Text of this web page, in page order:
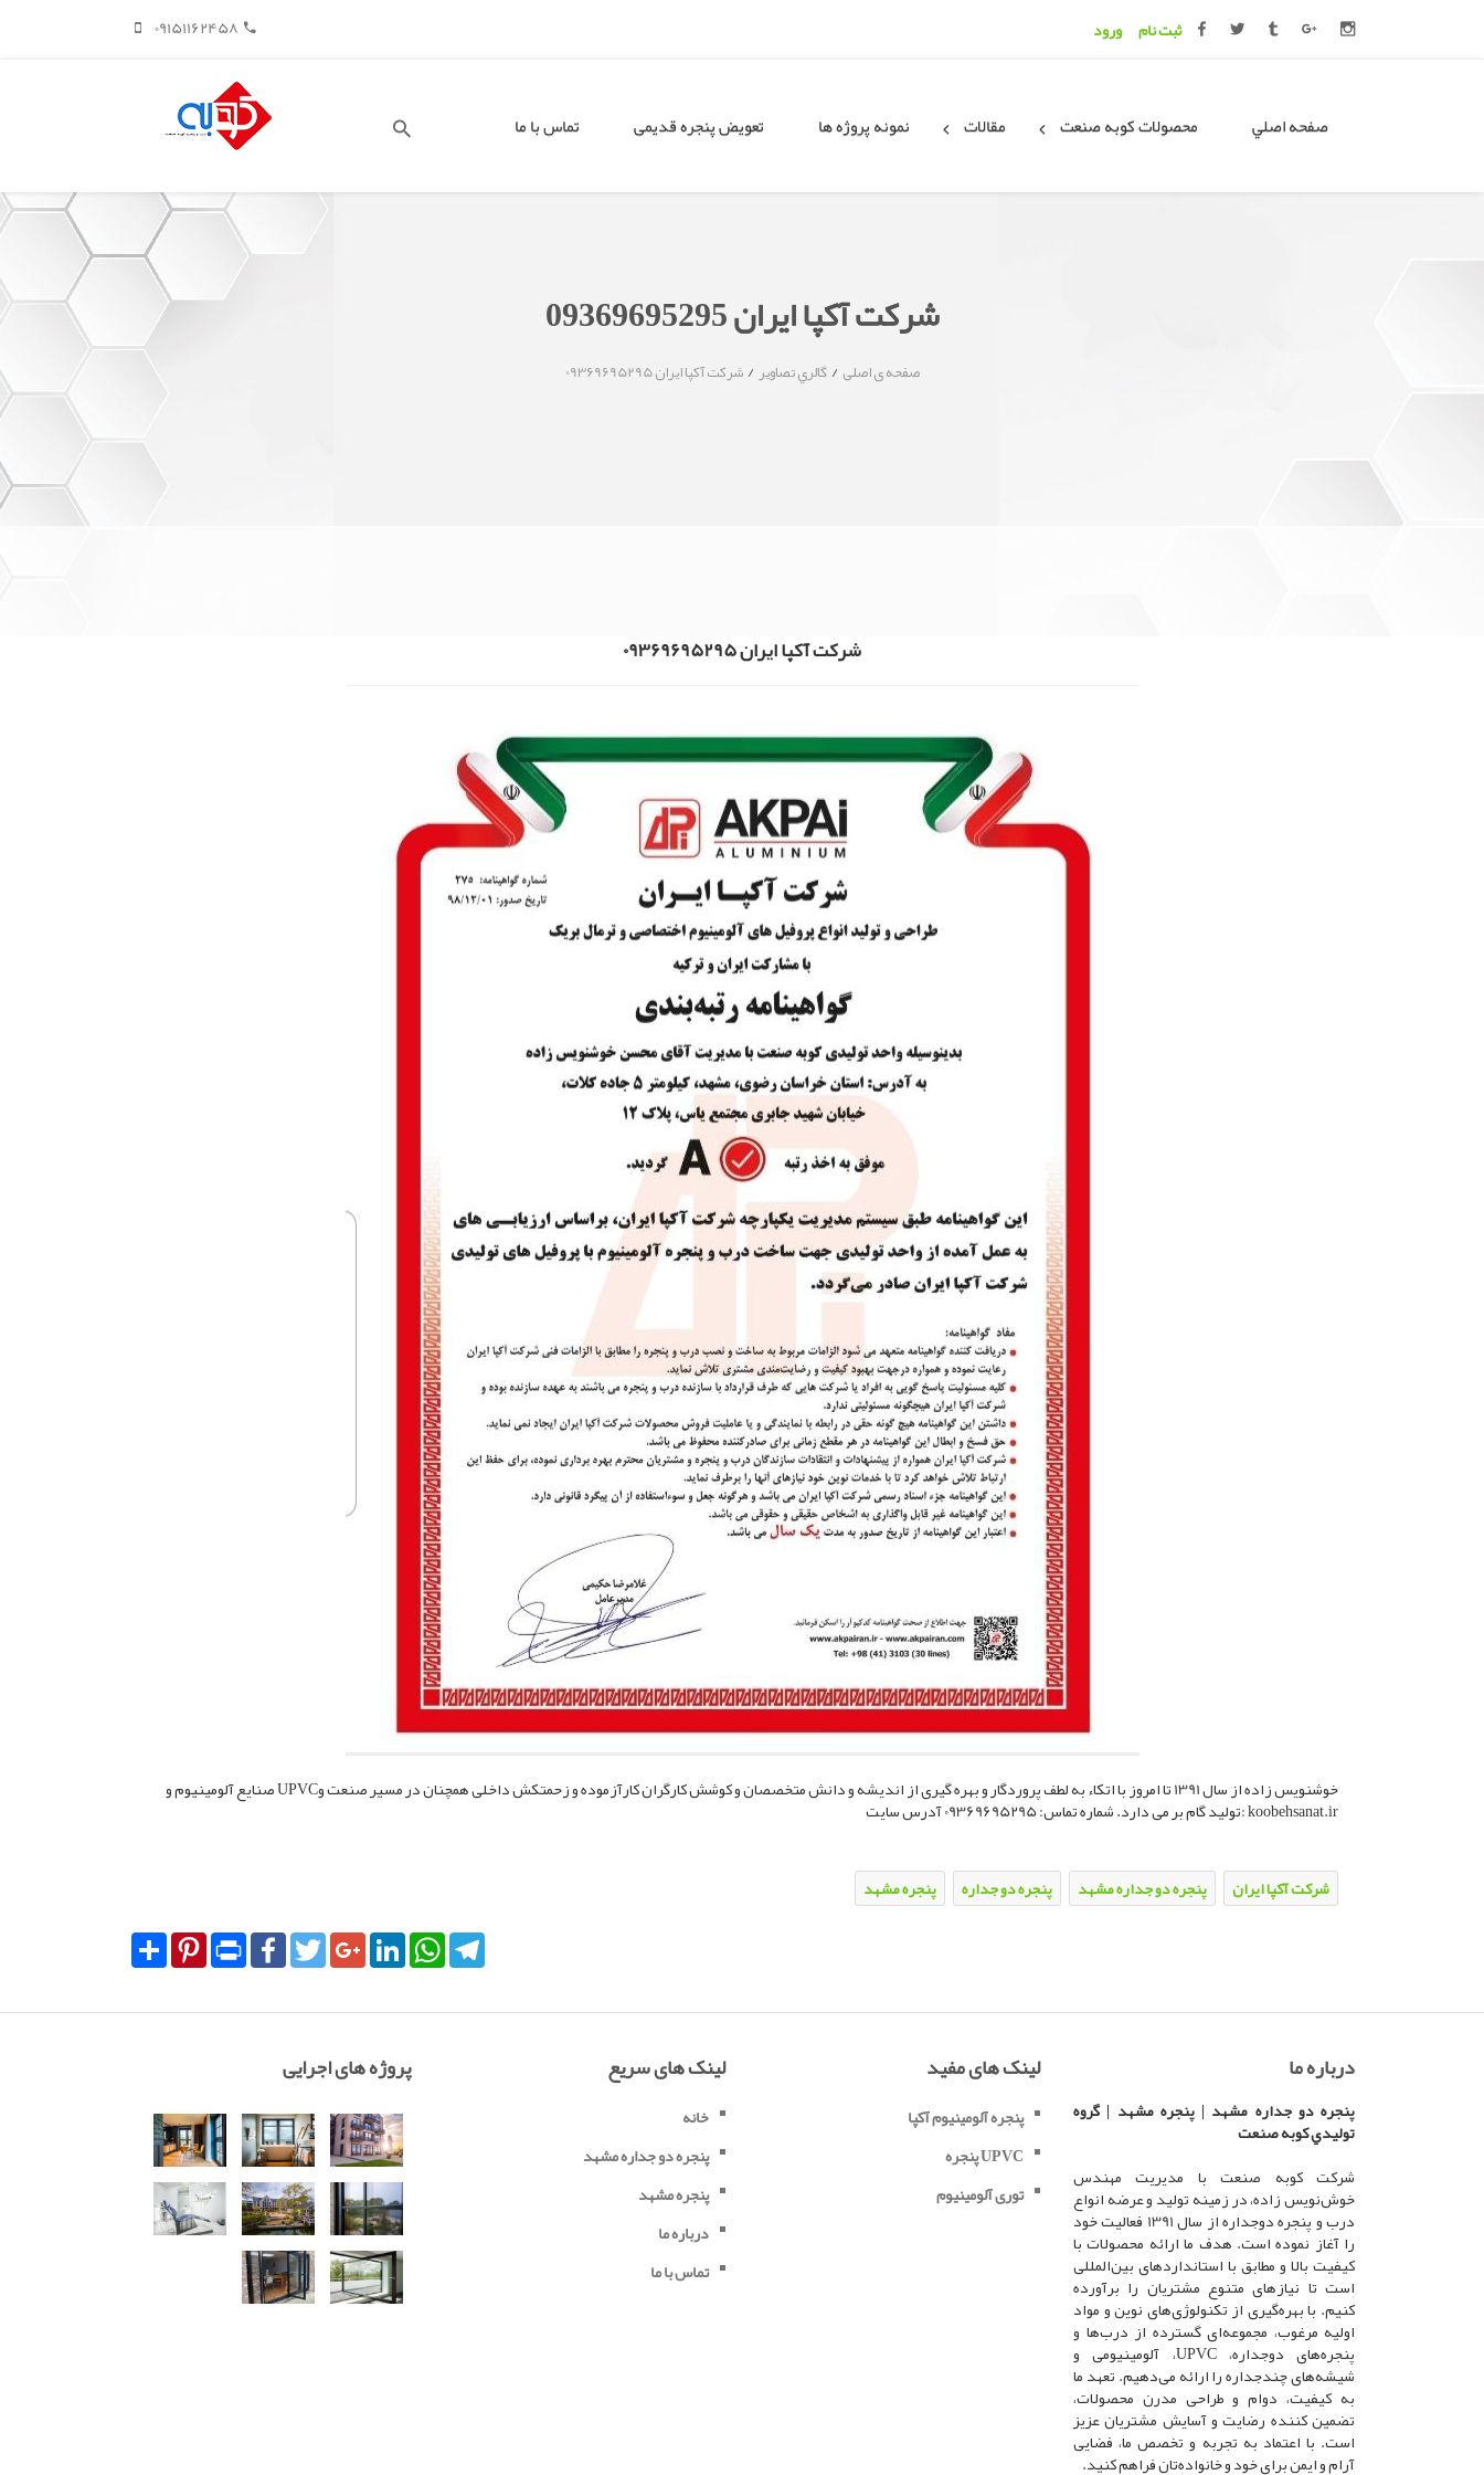
09151162458 ثبت نام ورود
صفحه اصلي محصولات کوبه صنعت مقالات نمونه پروژه ها تعویض پنجره قدیمی تماس با ما
شرکت آکپا ایران 09369695295
صفحه ی اصلی /گالري تصاوير/شرکت آکپا ایران 09369695295
شرکت آکپا ایران 09369695295
صنایع آلومینیوم و UPVCخوشنویس زاده از سال 1391 تا امروز با اتکاء به لطف پروردگار و بهره گیری از اندیشه و دانش متخصصان و کوشش کارگران کارآزموده و زحمتکش داخلی همچنان در مسیر صنعت و
تولید گام بر می دارد. شماره تماس: 09369695295 آدرس سایت: koobehsanat.ir
شرکت آکپا ایران پنجره دو جداره مشهد پنجره دو جداره
پنجره مشهد
SharePinterestPrint FacebookTwitterGoogle+LinkedInWhatsApp
درباره ما
پنجره دو جداره مشهد | پنجره مشهد | گروه
توليدي کوبه صنعت
شرکت کوبه صنعت با مدیریت مهندس
خوش‌نویس زاده، در زمینه تولید و عرضه انواع
درب و پنجره دوجداره از سال 1391 فعالیت خود
را آغاز نموده است. هدف ما ارائه محصولات با
کیفیت بالا و مطابق با استانداردهای بین‌المللی
است تا نیازهای متنوع مشتریان را برآورده
کنیم. با بهره‌گیری از تکنولوژی‌های نوین و مواد
اولیه مرغوب، مجموعه‌ای گسترده از درب‌ها و
پنجره‌های دوجداره، UPVC، آلومینیومی و
شیشه‌های چندجداره را ارائه می‌دهیم. تعهد ما
به کیفیت، دوام و طراحی مدرن محصولات،
تضمین کننده رضایت و آسایش مشتریان عزیز
است. با اعتماد به تجربه و تخصص ما، فضایی
آرام و ایمن برای خود و خانواده‌تان فراهم کنید.
لینک های مفید
پنجره آلومینیوم آکپا
پنجره UPVC
توری آلومینیوم
لینک های سریع
خانه
پنجره دو جداره مشهد
پنجره مشهد
درباره ما
تماس با ما
پروژه های اجرایی